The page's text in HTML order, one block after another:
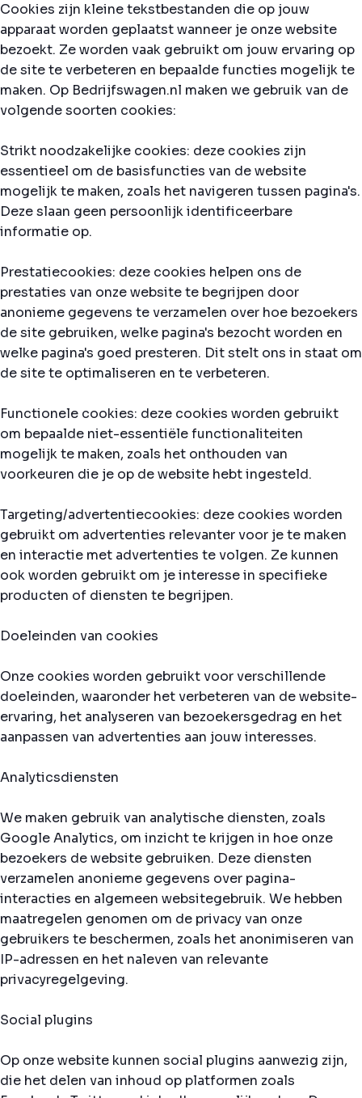
Cookies zijn kleine tekstbestanden die op jouw
apparaat worden geplaatst wanneer je onze website
bezoekt. Ze worden vaak gebruikt om jouw ervaring op
de site te verbeteren en bepaalde functies mogelijk te
maken. Op Bedrijfswagen.nl maken we gebruik van de
volgende soorten cookies:
Strikt noodzakelijke cookies: deze cookies zijn
essentieel om de basisfuncties van de website
mogelijk te maken, zoals het navigeren tussen pagina's.
Deze slaan geen persoonlijk identificeerbare
informatie op.
Prestatiecookies: deze cookies helpen ons de
prestaties van onze website te begrijpen door
anonieme gegevens te verzamelen over hoe bezoekers
de site gebruiken, welke pagina's bezocht worden en
welke pagina's goed presteren. Dit stelt ons in staat om
de site te optimaliseren en te verbeteren.
Functionele cookies: deze cookies worden gebruikt
om bepaalde niet-essentiële functionaliteiten
mogelijk te maken, zoals het onthouden van
voorkeuren die je op de website hebt ingesteld.
Targeting/advertentiecookies: deze cookies worden
gebruikt om advertenties relevanter voor je te maken
en interactie met advertenties te volgen. Ze kunnen
ook worden gebruikt om je interesse in specifieke
producten of diensten te begrijpen.
Doeleinden van cookies
Onze cookies worden gebruikt voor verschillende
doeleinden, waaronder het verbeteren van de website-
ervaring, het analyseren van bezoekersgedrag en het
aanpassen van advertenties aan jouw interesses.
Analyticsdiensten
We maken gebruik van analytische diensten, zoals
Google Analytics, om inzicht te krijgen in hoe onze
bezoekers de website gebruiken. Deze diensten
verzamelen anonieme gegevens over pagina-
interacties en algemeen websitegebruik. We hebben
maatregelen genomen om de privacy van onze
gebruikers te beschermen, zoals het anonimiseren van
IP-adressen en het naleven van relevante
privacyregelgeving.
Social plugins
Op onze website kunnen social plugins aanwezig zijn,
die het delen van inhoud op platformen zoals